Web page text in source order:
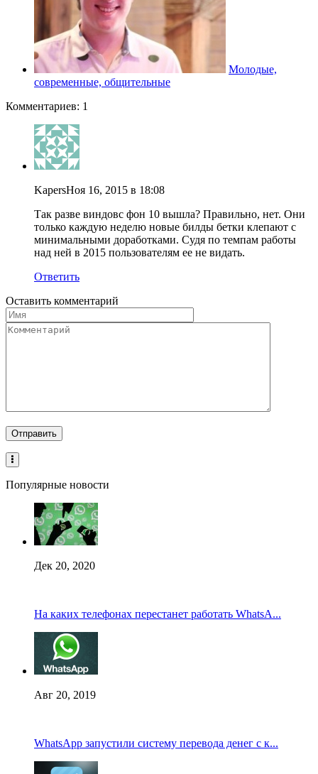
Молодые,
современные, общительные
Комментариев: 1
KapersНоя 16, 2015 в 18:08
Так разве виндовс фон 10 вышла? Правильно, нет. Они
только каждую неделю новые билды бетки клепают с
минимальными доработками. Судя по темпам работы
над ней в 2015 пользователям ее не видать.
Ответить
Оставить комментарий
Популярные новости
Дек 20, 2020
На каких телефонах перестанет работать WhatsA...
Авг 20, 2019
WhatsApp запустили систему перевода денег с к...